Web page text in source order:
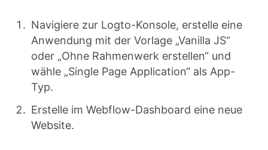
Navigiere zur Logto-Konsole, erstelle eine
Anwendung mit der Vorlage „Vanilla JS“
oder „Ohne Rahmenwerk erstellen“ und
wähle „Single Page Application“ als App-
Typ.
Erstelle im Webflow-Dashboard eine neue
Website.